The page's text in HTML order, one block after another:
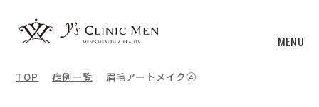
MENU
TOP 症例一覧 眉毛アートメイク④